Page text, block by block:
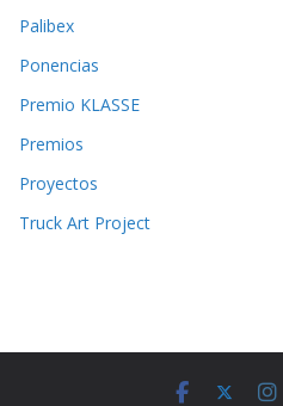
Palibex
Ponencias
Premio KLASSE
Premios
Proyectos
Truck Art Project